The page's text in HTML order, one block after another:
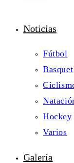
Noticias
Fútbol
Basquet
Hockey
Varios
Galería